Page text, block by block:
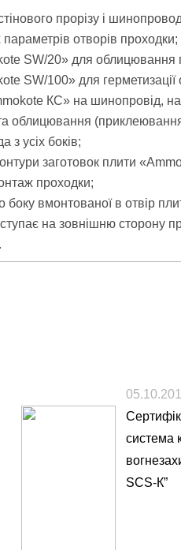
прорізу і
отворів проходки;
SW/20» для облицювання
SW/100» для герметизації
КС» на шинопровід, на
облицювання
з усіх боків;
заготовок плити
проходки;
боку вмонтованої в отвір
на зовнішню сторону
система
SCS-К”